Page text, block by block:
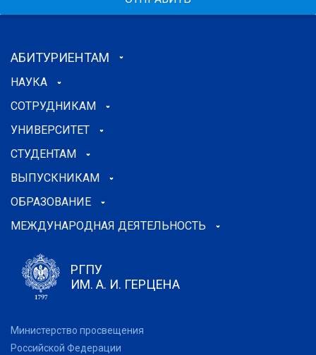
АБИТУРИЕНТАМ
НАУКА
СОТРУДНИКАМ
УНИВЕРСИТЕТ
СТУДЕНТАМ
ВЫПУСКНИКАМ
ОБРАЗОВАНИЕ
МЕЖДУНАРОДНАЯ ДЕЯТЕЛЬНОСТЬ
РГПУ
ИМ. А. И. ГЕРЦЕНА
Министерство просвещения
Российской Федерации